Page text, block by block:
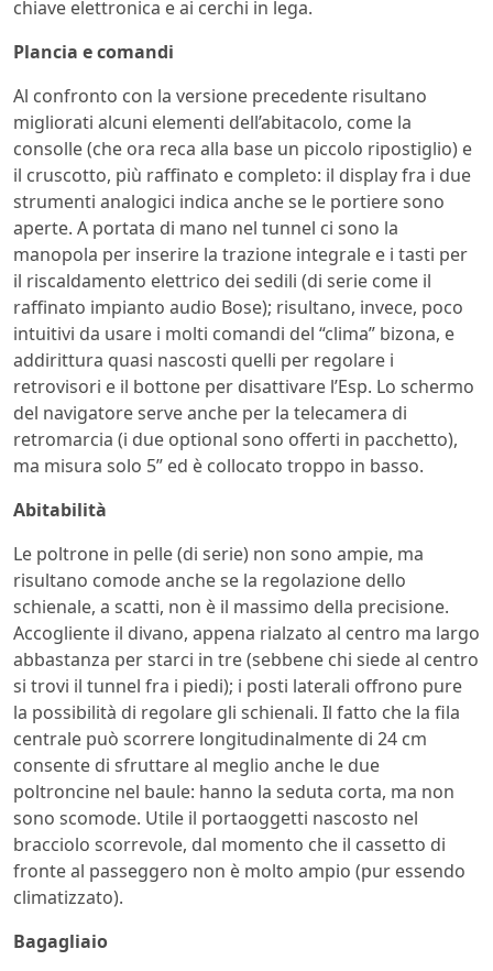
chiave elettronica e ai cerchi in lega.
Plancia e comandi
Al confronto con la versione precedente risultano
migliorati alcuni elementi dell’abitacolo, come la
consolle (che ora reca alla base un piccolo ripostiglio) e
il cruscotto, più raffinato e completo: il display fra i due
strumenti analogici indica anche se le portiere sono
aperte. A portata di mano nel tunnel ci sono la
manopola per inserire la trazione integrale e i tasti per
il riscaldamento elettrico dei sedili (di serie come il
raffinato impianto audio Bose); risultano, invece, poco
intuitivi da usare i molti comandi del “clima” bizona, e
addirittura quasi nascosti quelli per regolare i
retrovisori e il bottone per disattivare l’Esp. Lo schermo
del navigatore serve anche per la telecamera di
retromarcia (i due optional sono offerti in pacchetto),
ma misura solo 5” ed è collocato troppo in basso.
Abitabilità
Le poltrone in pelle (di serie) non sono ampie, ma
risultano comode anche se la regolazione dello
schienale, a scatti, non è il massimo della precisione.
Accogliente il divano, appena rialzato al centro ma largo
abbastanza per starci in tre (sebbene chi siede al centro
si trovi il tunnel fra i piedi); i posti laterali offrono pure
la possibilità di regolare gli schienali. Il fatto che la fila
centrale può scorrere longitudinalmente di 24 cm
consente di sfruttare al meglio anche le due
poltroncine nel baule: hanno la seduta corta, ma non
sono scomode. Utile il portaoggetti nascosto nel
bracciolo scorrevole, dal momento che il cassetto di
fronte al passeggero non è molto ampio (pur essendo
climatizzato).
Bagagliaio